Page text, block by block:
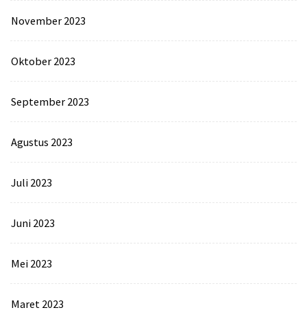
November 2023
Oktober 2023
September 2023
Agustus 2023
Juli 2023
Juni 2023
Mei 2023
Maret 2023